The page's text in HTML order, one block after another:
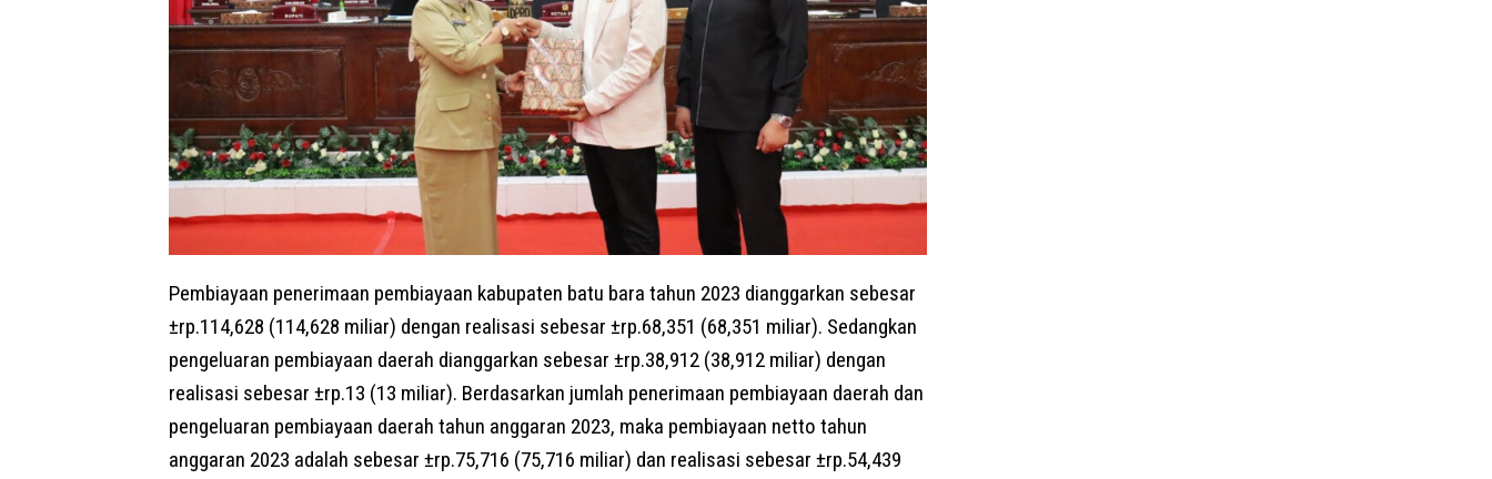
Pembiayaan penerimaan pembiayaan kabupaten batu bara tahun 2023 dianggarkan sebesar
±rp.114,628 (114,628 miliar) dengan realisasi sebesar ±rp.68,351 (68,351 miliar). Sedangkan
pengeluaran pembiayaan daerah dianggarkan sebesar ±rp.38,912 (38,912 miliar) dengan
realisasi sebesar ±rp.13 (13 miliar). Berdasarkan jumlah penerimaan pembiayaan daerah dan
pengeluaran pembiayaan daerah tahun anggaran 2023, maka pembiayaan netto tahun
anggaran 2023 adalah sebesar ±rp.75,716 (75,716 miliar) dan realisasi sebesar ±rp.54,439